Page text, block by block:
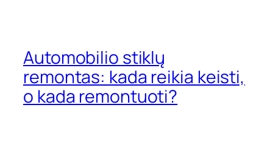
Automobilio stiklų
remontas: kada reikia keisti,
o kada remontuoti?